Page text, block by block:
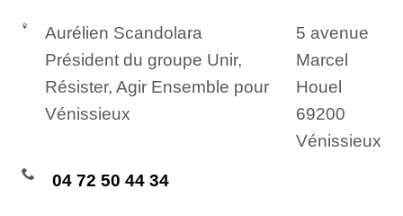
Aurélien Scandolara
Président du groupe Unir,
Résister, Agir Ensemble pour
Vénissieux
5 avenue
Marcel
Houel
69200
Vénissieux
04 72 50 44 34